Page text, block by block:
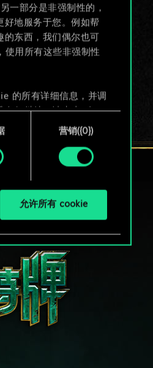
一部分是非强制性的，
好地服务于您。例如帮
东西，我们偶尔也可
使用所有这些非强制性
的所有详细信息，并调
备好继续，请点击"确
营销({0})
允许所有 cookie